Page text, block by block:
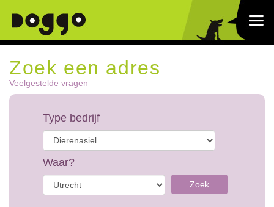
Zoek een adres
Veelgestelde vragen
Type bedrijf
Waar?
Zoek